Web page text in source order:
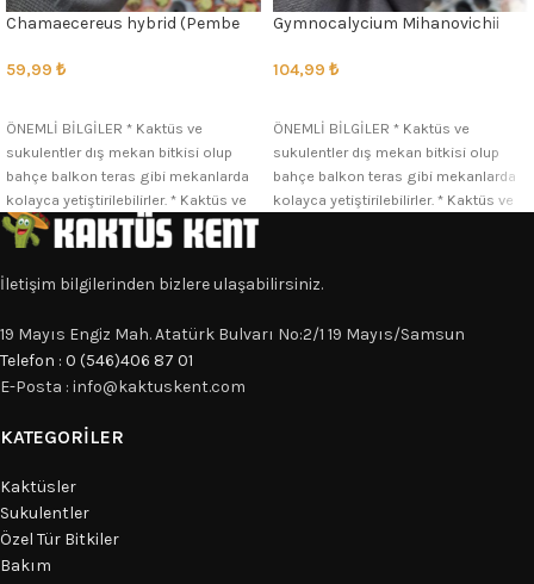
Chamaecereus hybrid (Pembe
59,99 ₺
ÖNEMLİ BİLGİLER * Kaktüs ve
sukulentler dış mekan bitkisi olup
bahçe balkon teras gibi mekanlarda
kolayca yetiştirilebilirler. * Kaktüs ve
Gymnocalycium Mihanovichii
104,99 ₺
ÖNEMLİ BİLGİLER * Kaktüs ve
sukulentler dış mekan bitkisi olup
bahçe balkon teras gibi mekanlarda
kolayca yetiştirilebilirler. * Kaktüs ve
İletişim bilgilerinden bizlere ulaşabilirsiniz.
19 Mayıs Engiz Mah. Atatürk Bulvarı No:2/1 19 Mayıs/Samsun
Telefon : 0 (546)406 87 01
E-Posta : info@kaktuskent.com
KATEGORILER
Kaktüsler
Sukulentler
Özel Tür Bitkiler
Bakım